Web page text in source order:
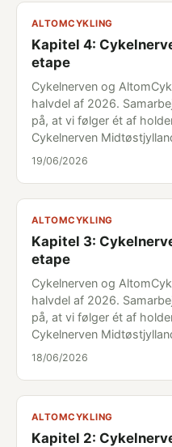
ALTOMCYKLING
Kapitel 4:
etape
Cykelnerven og
halvdel af 2026.
på, at vi følger ét af
Cykelnerven
19/06/2026
ALTOMCYKLING
Kapitel 3:
etape
Cykelnerven og
halvdel af 2026.
på, at vi følger ét af
Cykelnerven
18/06/2026
ALTOMCYKLING
Kapitel 2: